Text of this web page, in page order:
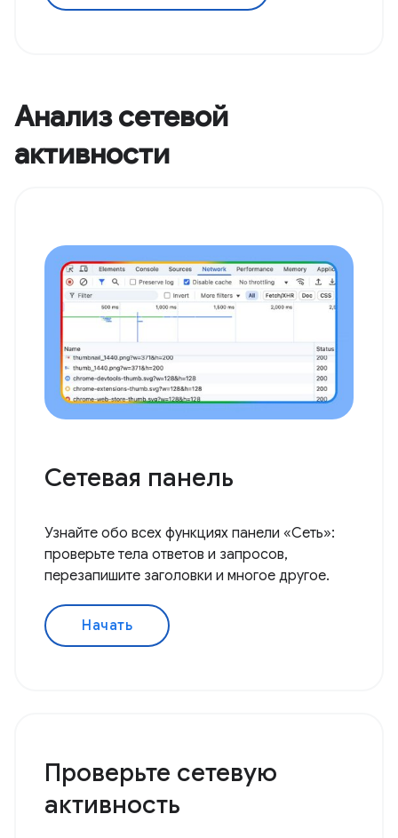
Анализ сетевой
активности
Сетевая панель
Узнайте обо всех функциях панели «Сеть»:
проверьте тела ответов и запросов,
перезапишите заголовки и многое другое.
Начать
Проверьте сетевую
активность